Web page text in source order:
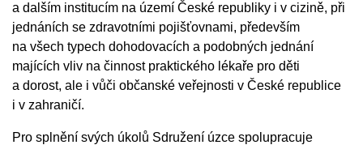
a dalším institucím na území České republiky i v cizině, při
jednáních se zdravotními pojišťovnami, především
na všech typech dohodovacích a podobných jednání
majících vliv na činnost praktického lékaře pro děti
a dorost, ale i vůči občanské veřejnosti v České republice
i v zahraničí.
Pro splnění svých úkolů Sdružení úzce spolupracuje